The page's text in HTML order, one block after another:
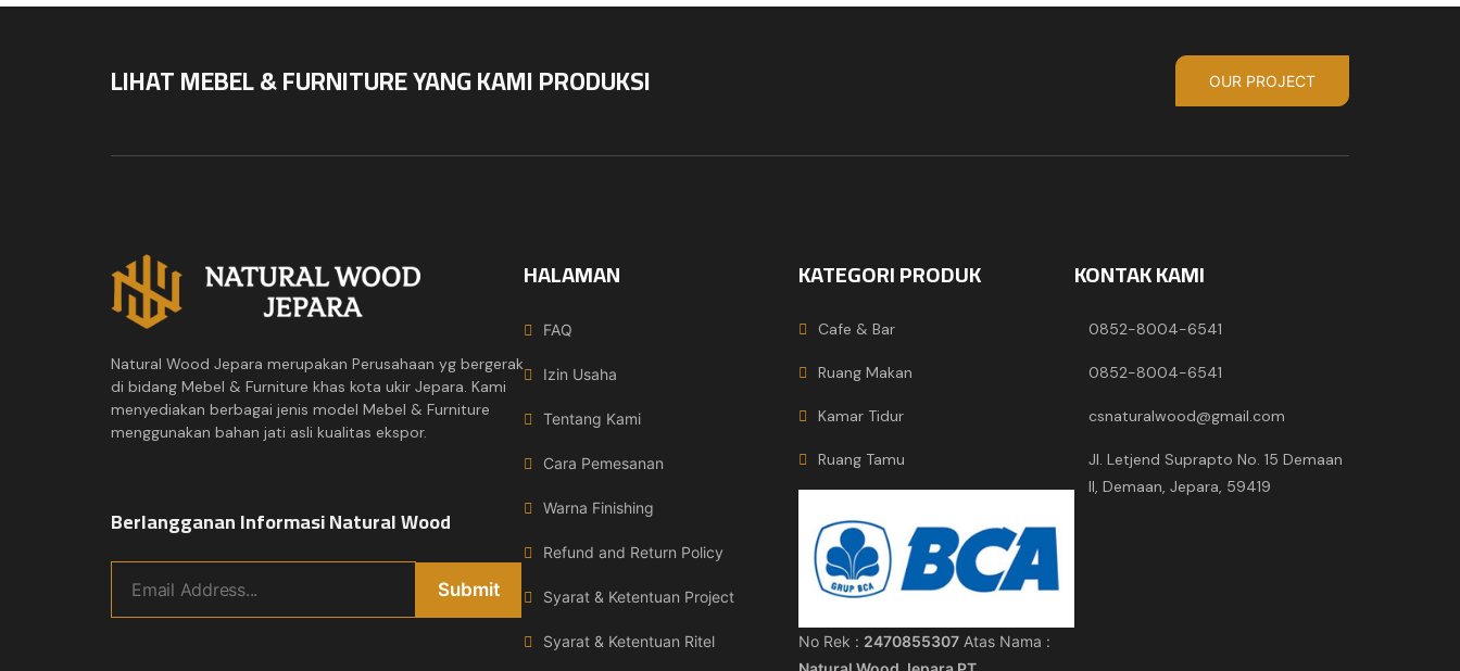
LIHAT MEBEL & FURNITURE YANG KAMI PRODUKSI OUR PROJECT
Natural Wood Jepara merupakan Perusahaan yg bergerak
di bidang Mebel & Furniture khas kota ukir Jepara. Kami
menyediakan berbagai jenis model Mebel & Furniture
menggunakan bahan jati asli kualitas ekspor.
Berlangganan Informasi Natural Wood
HALAMAN
FAQ
Izin Usaha
Tentang Kami
Cara Pemesanan
Warna Finishing
Refund and Return Policy
Syarat & Ketentuan Project
Syarat & Ketentuan Ritel
KATEGORI PRODUK
Cafe & Bar
Ruang Makan
Kamar Tidur
Ruang Tamu
No Rek : 2470855307 Atas Nama :
KONTAK KAMI
0852-8004-6541
0852-8004-6541
csnaturalwood@gmail.com
Jl. Letjend Suprapto No. 15 Demaan
II, Demaan, Jepara, 59419